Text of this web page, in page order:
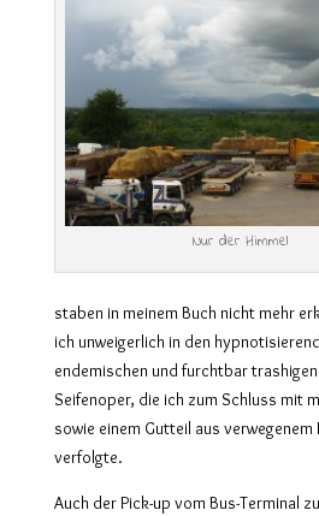
Nur der Himmel
staben in meinem Buch nicht mehr
ich unweigerlich in den
endemischen und furchtbar
Seifenoper, die ich zum Schluss mit
sowie einem Gutteil aus
verfolgte.
Auch der Pick-up vom Bus-Terminal